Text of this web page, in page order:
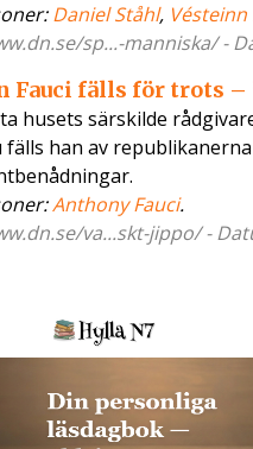
Daniel Ståhl,
sp...-manniska/ -
Fauci fälls för trots
husets särskilde
han av
Anthony Fauci.
va...skt-jippo/ -